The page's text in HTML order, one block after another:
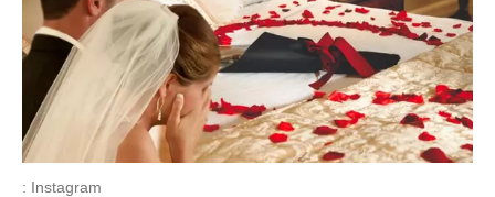
: Instagram